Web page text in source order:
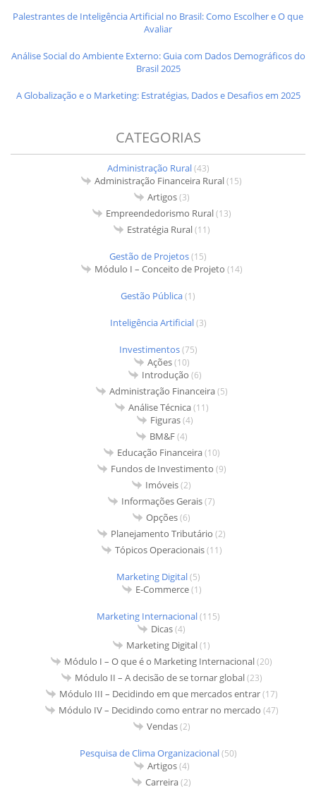
Palestrantes de Inteligência Artificial no Brasil: Como Escolher e O que
Avaliar
Análise Social do Ambiente Externo: Guia com Dados Demográficos do
Brasil 2025
A Globalização e o Marketing: Estratégias, Dados e Desafios em 2025
CATEGORIAS
Administração Rural(43)
Administração Financeira Rural(15)
Artigos(3)
Empreendedorismo Rural(13)
Estratégia Rural(11)
Gestão de Projetos(15)
Módulo I – Conceito de Projeto (14)
Gestão Pública(1)
Inteligência Artificial(3)
Investimentos(75)
Ações(10)
Introdução (6)
Administração Financeira(5)
Análise Técnica(11)
Figuras(4)
BM&F(4)
Educação Financeira(10)
Fundos de Investimento (9)
Imóveis(2)
Informações Gerais(7)
Opções(6)
Planejamento Tributário (2)
Tópicos Operacionais(11)
Marketing Digital(5)
E-Commerce(1)
Marketing Internacional(115)
Dicas(4)
Marketing Digital(1)
Módulo I – O que é o Marketing Internacional(20)
Módulo II – A decisão de se tornar global(23)
Módulo III – Decidindo em que mercados entrar(17)
Módulo IV – Decidindo como entrar no mercado (47)
Vendas(2)
Pesquisa de Clima Organizacional(50)
Artigos(4)
Carreira(2)